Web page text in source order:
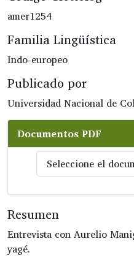
amer1254
Familia Lingüística
Indo-europeo
Publicado por
Universidad Nacional de
Documentos PDF
Resumen
Entrevista con Aurelio
yagé.